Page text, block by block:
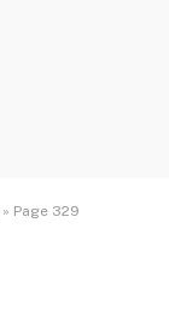
» Page 329